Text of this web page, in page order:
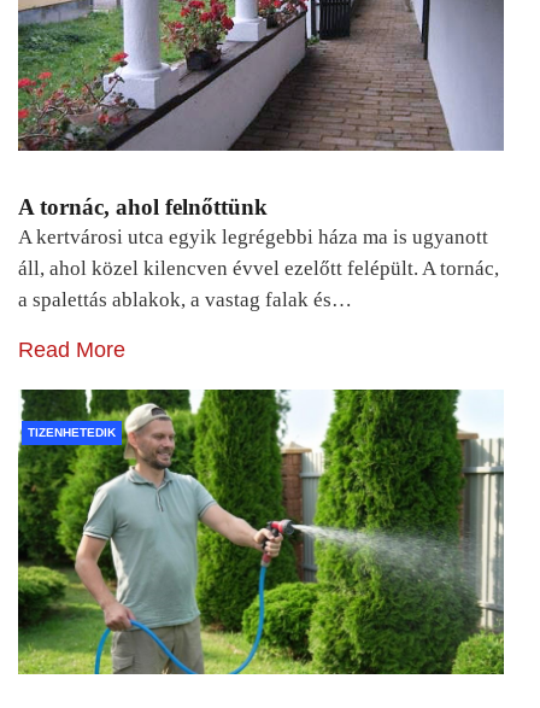
A tornác, ahol felnőttünk
A kertvárosi utca egyik legrégebbi háza ma is ugyanott
áll, ahol közel kilencven évvel ezelőtt felépült. A tornác,
a spalettás ablakok, a vastag falak és…
Read More
TIZENHETEDIK